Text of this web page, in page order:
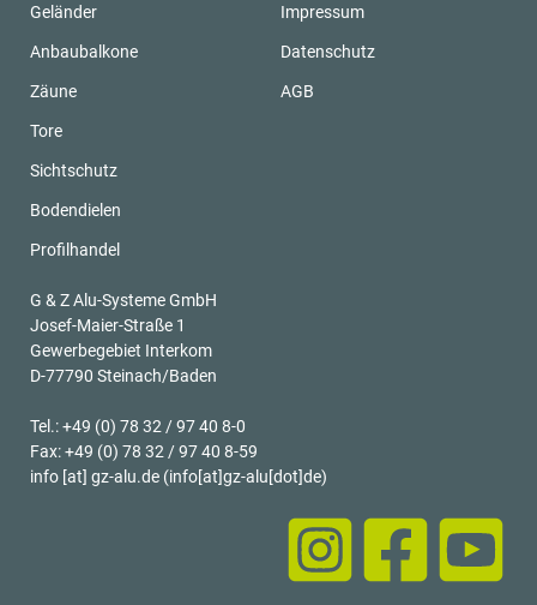
Geländer
Anbaubalkone
Zäune
Tore
Sichtschutz
Bodendielen
Profilhandel
Impressum
Datenschutz
AGB
G & Z Alu-Systeme GmbH
Josef-Maier-Straße 1
Gewerbegebiet Interkom
D-77790 Steinach/Baden
Tel.: +49 (0) 78 32 / 97 40 8-0
Fax: +49 (0) 78 32 / 97 40 8-59
info [at] gz-alu.de (info[at]gz-alu[dot]de)